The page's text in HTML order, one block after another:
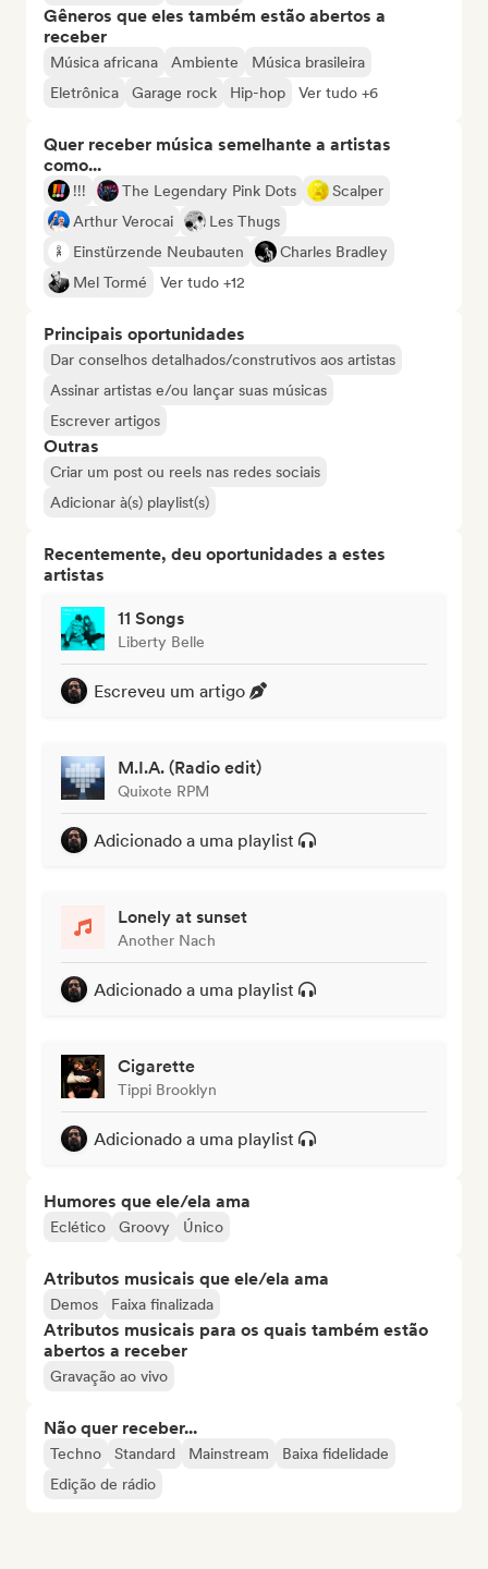
Gêneros que eles também estão abertos a
receber
Música africana Ambiente
Música brasileira
Eletrônica
Garage rock Hip-hop Ver tudo +6
Quer receber música semelhante a artistas
como...
!!! The Legendary Pink Dots
Scalper
Arthur Verocai
Les Thugs
Einstürzende Neubauten
Charles Bradley
Mel Tormé
Ver tudo +12
Principais oportunidades
Dar conselhos detalhados/construtivos aos artistas
Assinar artistas e/ou lançar suas músicas
Escrever artigos
Outras
Criar um post ou reels nas redes sociais
Adicionar à(s) playlist(s)
Recentemente, deu oportunidades a estes
artistas
11 Songs
Liberty Belle
Escreveu um artigo
M.I.A. (Radio edit)
Quixote RPM
Adicionado a uma playlist
Lonely at sunset
Another Nach
Adicionado a uma playlist
Cigarette
Tippi Brooklyn
Adicionado a uma playlist
Humores que ele/ela ama
Eclético Groovy Único
Atributos musicais que ele/ela ama
Demos Faixa finalizada
Atributos musicais para os quais também estão
abertos a receber
Gravação ao vivo
Não quer receber...
Techno Standard Mainstream
Baixa fidelidade
Edição de rádio